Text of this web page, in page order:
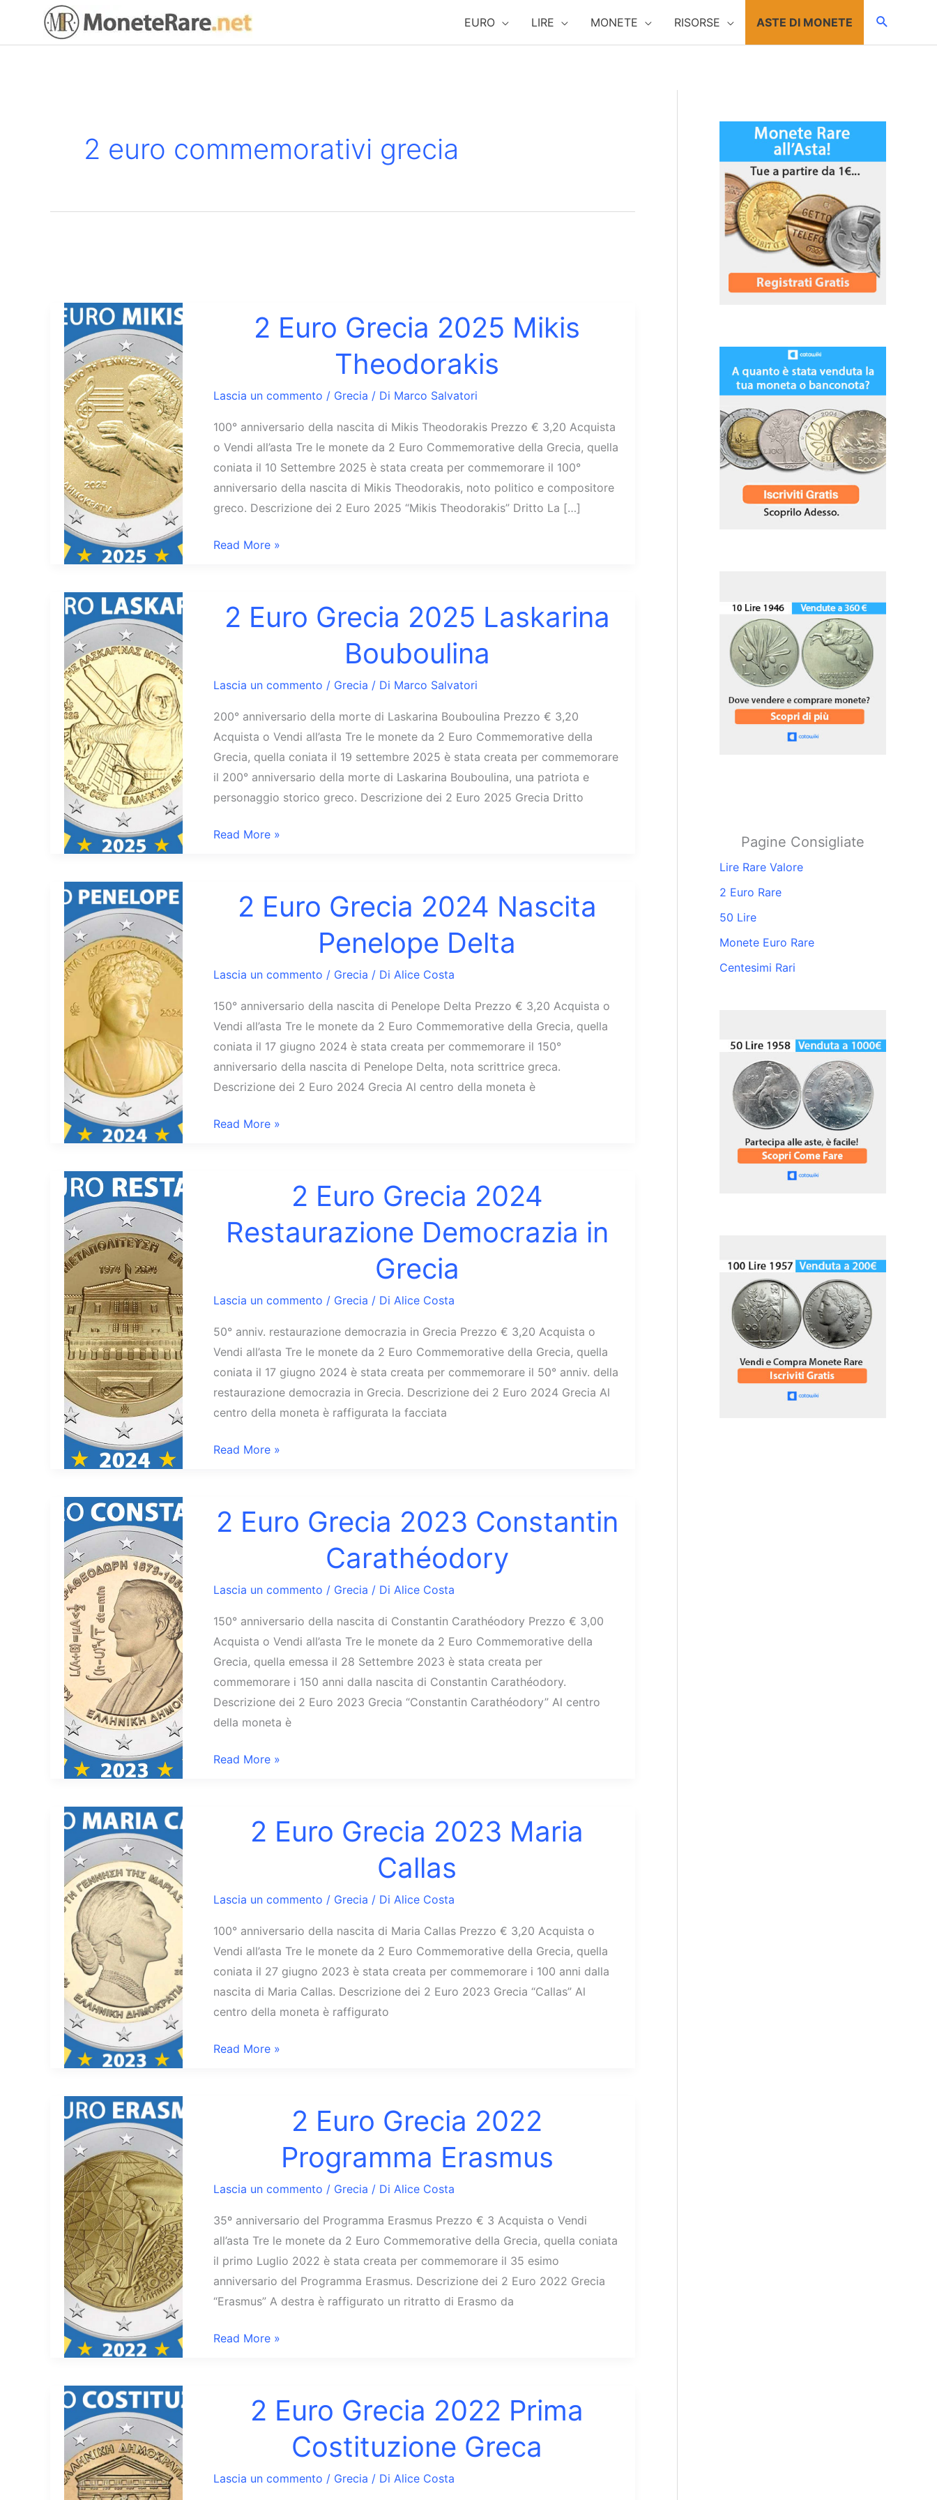
contenuto
EURO LIRE MONETE RISORSE ASTE DI MONETE
2 euro commemorativi grecia
2 Euro Grecia 2025 Mikis
Theodorakis
Lascia un commento / Grecia / Di Marco Salvatori
100° anniversario della nascita di Mikis Theodorakis Prezzo € 3,20 Acquista
o Vendi all’asta Tre le monete da 2 Euro Commemorative della Grecia, quella
coniata il 10 Settembre 2025 è stata creata per commemorare il 100°
anniversario della nascita di Mikis Theodorakis, noto politico e compositore
greco. Descrizione dei 2 Euro 2025 “Mikis Theodorakis” Dritto La […]
2
2025
Mikis
Read More »
2 Euro Grecia 2025 Laskarina
Bouboulina
Lascia un commento / Grecia / Di Marco Salvatori
200° anniversario della morte di Laskarina Bouboulina Prezzo € 3,20
Acquista o Vendi all’asta Tre le monete da 2 Euro Commemorative della
Grecia, quella coniata il 19 settembre 2025 è stata creata per commemorare
il 200° anniversario della morte di Laskarina Bouboulina, una patriota e
personaggio storico greco. Descrizione dei 2 Euro 2025 Grecia Dritto
2
Laskarina
Read More »
2 Euro Grecia 2024 Nascita
Penelope Delta
Lascia un commento / Grecia / Di Alice Costa
150° anniversario della nascita di Penelope Delta Prezzo € 3,20 Acquista o
Vendi all’asta Tre le monete da 2 Euro Commemorative della Grecia, quella
coniata il 17 giugno 2024 è stata creata per commemorare il 150°
anniversario della nascita di Penelope Delta, nota scrittrice greca.
Descrizione dei 2 Euro 2024 Grecia Al centro della moneta è
2
Penelope
Delta
Read More »
2 Euro Grecia 2024
Restaurazione Democrazia in
Grecia
Lascia un commento / Grecia / Di Alice Costa
50° anniv. restaurazione democrazia in Grecia Prezzo € 3,20 Acquista o
Vendi all’asta Tre le monete da 2 Euro Commemorative della Grecia, quella
coniata il 17 giugno 2024 è stata creata per commemorare il 50° anniv. della
restaurazione democrazia in Grecia. Descrizione dei 2 Euro 2024 Grecia Al
centro della moneta è raffigurata la facciata
2
2024
Restaurazione
Grecia
Read More »
2 Euro Grecia 2023 Constantin
Carathéodory
Lascia un commento / Grecia / Di Alice Costa
150° anniversario della nascita di Constantin Carathéodory Prezzo € 3,00
Acquista o Vendi all’asta Tre le monete da 2 Euro Commemorative della
Grecia, quella emessa il 28 Settembre 2023 è stata creata per
commemorare i 150 anni dalla nascita di Constantin Carathéodory.
Descrizione dei 2 Euro 2023 Grecia “Constantin Carathéodory” Al centro
della moneta è
2
Constantin
Read More »
2 Euro Grecia 2023 Maria
Callas
Lascia un commento / Grecia / Di Alice Costa
100° anniversario della nascita di Maria Callas Prezzo € 3,20 Acquista o
Vendi all’asta Tre le monete da 2 Euro Commemorative della Grecia, quella
coniata il 27 giugno 2023 è stata creata per commemorare i 100 anni dalla
nascita di Maria Callas. Descrizione dei 2 Euro 2023 Grecia “Callas” Al
centro della moneta è raffigurato
2
Read More »
2 Euro Grecia 2022
Programma Erasmus
Lascia un commento / Grecia / Di Alice Costa
35º anniversario del Programma Erasmus Prezzo € 3 Acquista o Vendi
all’asta Tre le monete da 2 Euro Commemorative della Grecia, quella coniata
il primo Luglio 2022 è stata creata per commemorare il 35 esimo
anniversario del Programma Erasmus. Descrizione dei 2 Euro 2022 Grecia
“Erasmus” A destra è raffigurato un ritratto di Erasmo da
2
Programma
Read More »
2 Euro Grecia 2022 Prima
Costituzione Greca
Lascia un commento / Grecia / Di Alice Costa
Pagine Consigliate
Lire Rare Valore
2 Euro Rare
50 Lire
Monete Euro Rare
Centesimi Rari